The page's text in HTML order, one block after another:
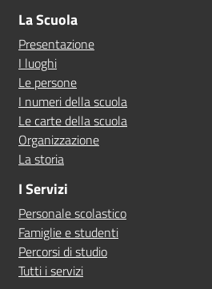
La Scuola
Presentazione
I luoghi
Le persone
I numeri della scuola
Le carte della scuola
Organizzazione
La storia
I Servizi
Personale scolastico
Famiglie e studenti
Percorsi di studio
Tutti i servizi